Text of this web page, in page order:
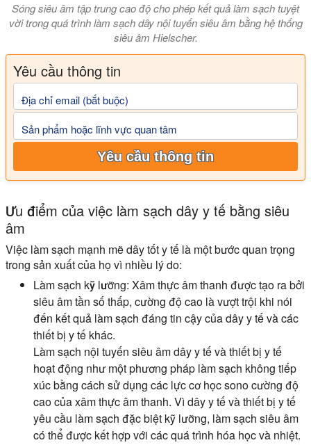
Sóng siêu âm tập trung cao độ cho phép kết quả làm sạch tuyệt
vời trong quá trình làm sạch dây nội tuyến siêu âm bằng hệ thống
siêu âm Hielscher.
Yêu cầu thông tin
Địa chỉ email (bắt buộc)
Sản phẩm hoặc lĩnh vực quan tâm
Yêu cầu thông tin
Ưu điểm của việc làm sạch dây y tế bằng siêu
âm
Việc làm sạch mạnh mẽ dây tốt y tế là một bước quan trọng
trong sản xuất của họ vì nhiều lý do:
Làm sạch kỹ lưỡng: Xâm thực âm thanh được tạo ra bởi
siêu âm tần số thấp, cường độ cao là vượt trội khi nói
đến kết quả làm sạch đáng tin cậy của dây y tế và các
thiết bị y tế khác.
Làm sạch nội tuyến siêu âm dây y tế và thiết bị y tế
hoạt động như một phương pháp làm sạch không tiếp
xúc bằng cách sử dụng các lực cơ học sono cường độ
cao của xâm thực âm thanh. Vì dây y tế và thiết bị y tế
yêu cầu làm sạch đặc biệt kỹ lưỡng, làm sạch siêu âm
có thể được kết hợp với các quá trình hóa học và nhiệt.